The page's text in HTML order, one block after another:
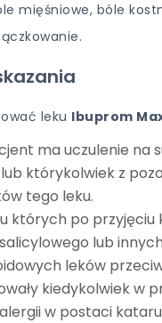
mięśniowe, bóle
leku Ibuprom
ma uczulenie na
którykolwiek z
tego leku.
których po przyjęciu
lub innych
leków
kiedykolwiek w
w postaci